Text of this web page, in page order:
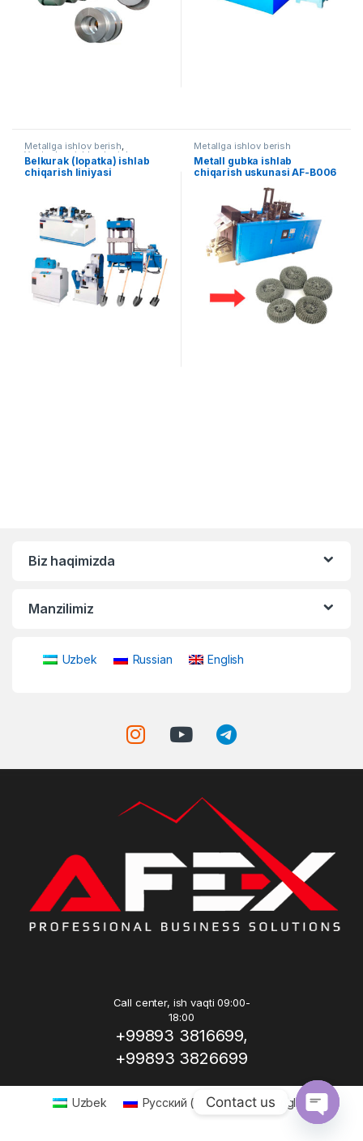
Metallga ishlov berish,
Yog'ochga ishlov berish
Belkurak (lopatka) ishlab
chiqarish liniyasi
Metallga ishlov berish
Metall gubka ishlab
chiqarish uskunasi AF-B006
Biz haqimizda
Manzilimiz
Uzbek Russian English
Call center, ish vaqti 09:00-
18:00
+99893 3816699,
+99893 3826699
Uzbek Русский ( Russian) English
Contact us